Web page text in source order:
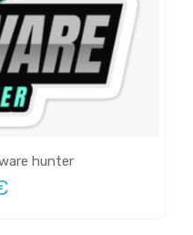
hunter